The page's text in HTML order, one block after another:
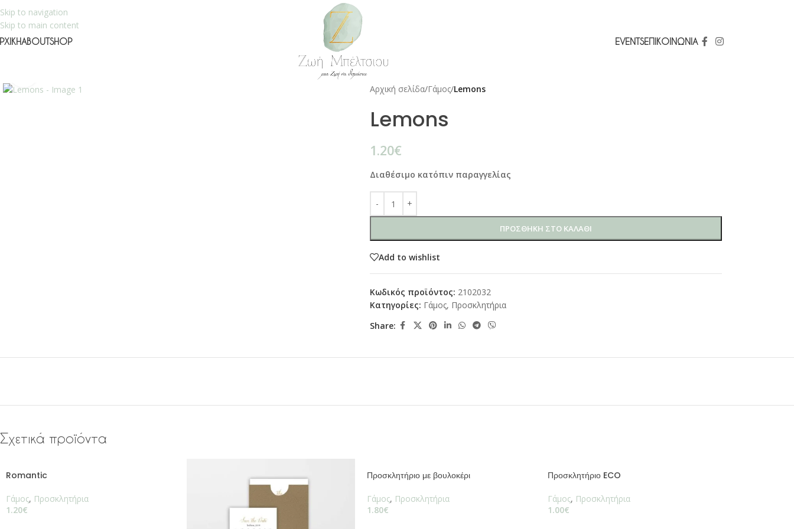
Skip to navigation
Skip to main content
ABOUTSHOP EVENTSΕΠΙΚΟΙΝΩΝΊΑ
Αρχική σελίδα/Γάμος/Lemons
Lemons
1.20€
Διαθέσιμο κατόπιν παραγγελίας
ΠΡΟΣΘΉΚΗ ΣΤΟ ΚΑΛΆΘΙ
Add to wishlist
Κωδικός προϊόντος: 2102032
Κατηγορίες: Γάμος, Προσκλητήρια
Share:
Σχετικά προϊόντα
Romantic
Γάμος, Προσκλητήρια
1.20€
Προσκλητήριο με βουλοκέρι
Γάμος, Προσκλητήρια
1.80€
Προσκλητήριο ECO
Γάμος, Προσκλητήρια
1.00€